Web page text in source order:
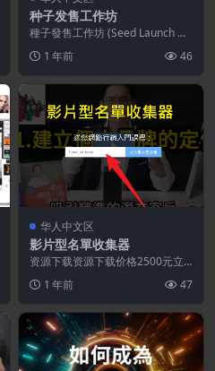
种子发售工作坊
種子發售工作坊 (Seed Launch W
1 年前 46
华人中文区
影片型名單收集器
资源下载资源下载价格2500元立
有资源永久更新资源...
1 年前 47